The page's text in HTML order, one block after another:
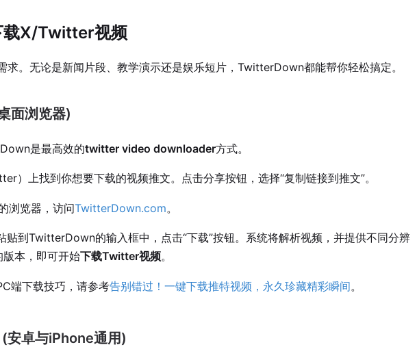
载X/Twitter视频
求。无论是新闻片段、教学演示还是娱乐短片，TwitterDown都能帮你轻松搞定。
面浏览器)
是最高效的twitter video downloader方式。
）上找到你想要下载的视频推文。点击分享按钮，选择“复制链接到推文”。
浏览器，访问TwitterDown.com。
贴到TwitterDown的输入框中，点击“下载”按钮。系统将解析视频，并提供不同分辨
本，即可开始下载Twitter视频。
端下载技巧，请参考告别错过！一键下载推特视频，永久珍藏精彩瞬间。
安卓与iPhone通用)